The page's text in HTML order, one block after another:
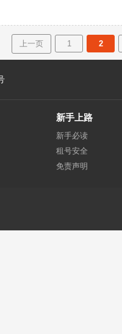
上一页 1 2
新手上路
新手必读
租号安全
免责声明